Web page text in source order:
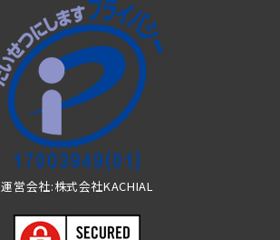
運営会社:株式会社KACHIAL